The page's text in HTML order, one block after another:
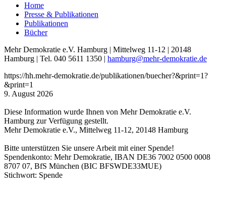
Home
Presse & Publikationen
Publikationen
Bücher
Mehr Demokratie e.V. Hamburg | Mittelweg 11-12 | 20148
Hamburg | Tel. 040 5611 1350 | hamburg@mehr-demokratie.de
https://hh.mehr-demokratie.de/publikationen/buecher?&print=1?
&print=1
9. August 2026
Diese Information wurde Ihnen von Mehr Demokratie e.V.
Hamburg zur Verfügung gestellt.
Mehr Demokratie e.V., Mittelweg 11-12, 20148 Hamburg
Bitte unterstützen Sie unsere Arbeit mit einer Spende!
Spendenkonto: Mehr Demokratie, IBAN DE36 7002 0500 0008
8707 07, BfS München (BIC BFSWDE33MUE)
Stichwort: Spende